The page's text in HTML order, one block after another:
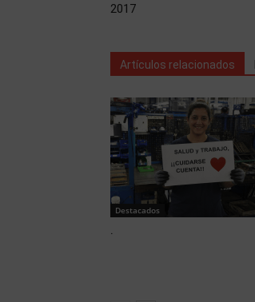
2017
Artículos relacionados
Destacados
.